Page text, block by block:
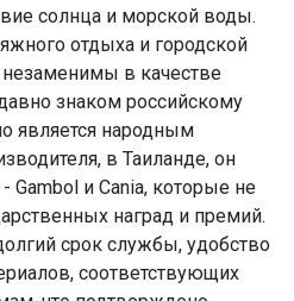
солнца и морской воды.
отдыха и городской
в качестве
знаком российскому
является народным
в Таиланде, он
Gambol и Cania, которые не
наград и премий.
срок службы, удобство
соответствующих